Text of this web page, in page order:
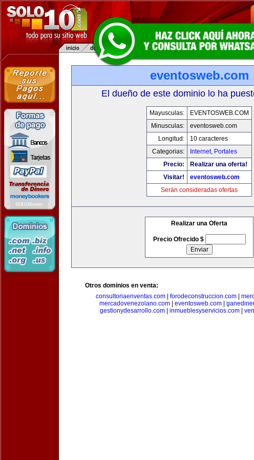
eventosweb.com
El dueño de este dominio lo ha
Mayusculas:
EVENTOSWEB.COM
Minusculas:
eventosweb.com
Longitud:
10 caracteres
Categorias:
Internet, Portales
Precio:
Realizar una oferta!
Visitar!
eventosweb.com
Serán consideradas ofertas
Realizar una Oferta
Precio Ofrecido $
Otros dominios en venta:
consultoriaenventas.com
forodeconstruccion.com
mercadovenezolano.com
eventosweb.com
gestionydesarrollo.com
inmueblesyservicios.com